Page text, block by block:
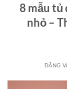
8 mẫu tủ
nhỏ –
ĐĂNG